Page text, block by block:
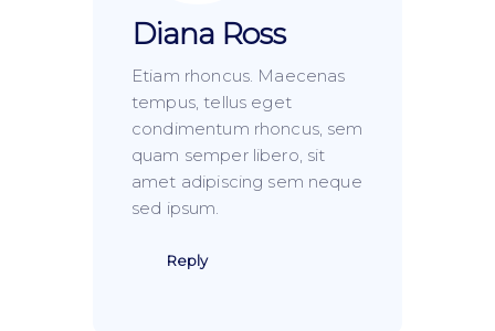
Diana Ross
Etiam rhoncus. Maecenas
tempus, tellus eget
condimentum rhoncus, sem
quam semper libero, sit
amet adipiscing sem neque
sed ipsum.
Reply